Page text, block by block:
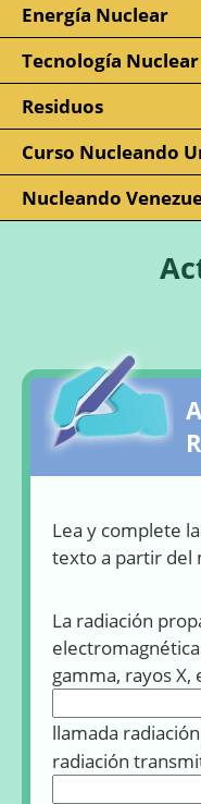
Energía Nuclear
Tecnología
Residuos
Curso Nucleando
Nucleando
Lea y complete
texto a partir del
La radiación
gamma, rayos X,
llamada radiación
radiación